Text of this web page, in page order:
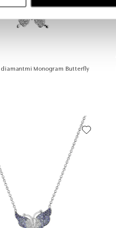
Monogram Butterfly